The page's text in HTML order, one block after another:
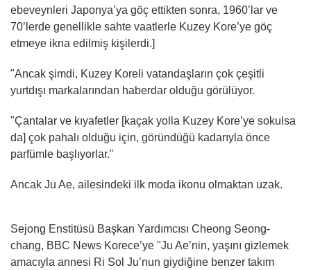
ebeveynleri Japonya’ya göç ettikten sonra, 1960’lar ve
70’lerde genellikle sahte vaatlerle Kuzey Kore’ye göç
etmeye ikna edilmiş kişilerdi.]
"Ancak şimdi, Kuzey Koreli vatandaşların çok çeşitli
yurtdışı markalarından haberdar olduğu görülüyor.
"Çantalar ve kıyafetler [kaçak yolla Kuzey Kore’ye sokulsa
da] çok pahalı olduğu için, göründüğü kadarıyla önce
parfümle başlıyorlar."
Ancak Ju Ae, ailesindeki ilk moda ikonu olmaktan uzak.
Sejong Enstitüsü Başkan Yardımcısı Cheong Seong-
chang, BBC News Korece’ye "Ju Ae’nin, yaşını gizlemek
amacıyla annesi Ri Sol Ju’nun giydiğine benzer takım